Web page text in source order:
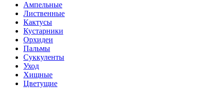
Ампельные
Лиственные
Кактусы
Кустарники
Орхидеи
Пальмы
Суккуленты
Уход
Хищные
Цветущие